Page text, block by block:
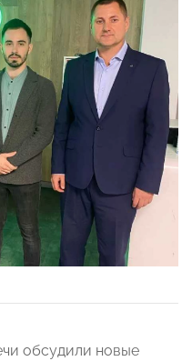
обсудили новые